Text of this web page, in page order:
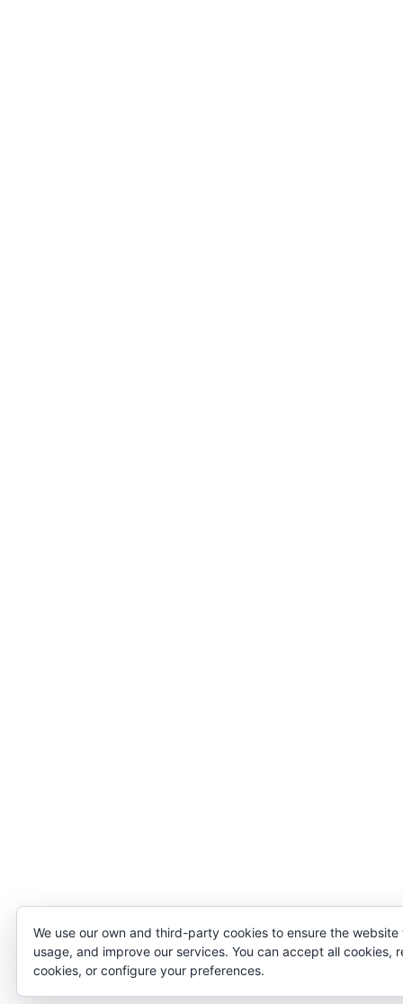
We use our own and third-party cookies to ensure the
usage, and improve our services. You can accept all cookies,
cookies, or configure your preferences.